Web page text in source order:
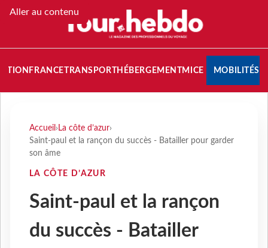
Aller au contenu
FRANCETRANSPORT HÉBERGEMENTMICE MOBILITÉS
Accueil › La côte d’azur›
Saint-paul et la rançon du succès - Batailler pour garder
son âme
LA CÔTE D’AZUR
Saint-paul et la rançon
du succès - Batailler